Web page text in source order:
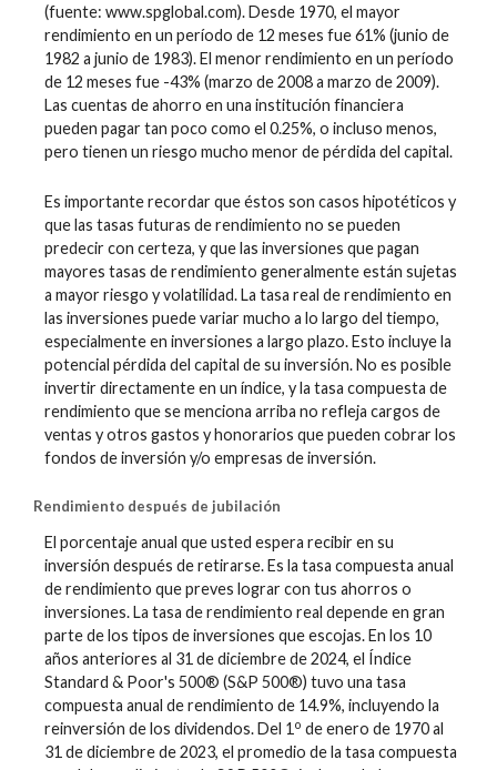
(fuente: www.spglobal.com). Desde 1970, el mayor
rendimiento en un período de 12 meses fue 61% (junio de
1982 a junio de 1983). El menor rendimiento en un período
de 12 meses fue -43% (marzo de 2008 a marzo de 2009).
Las cuentas de ahorro en una institución financiera
pueden pagar tan poco como el 0.25%, o incluso menos,
pero tienen un riesgo mucho menor de pérdida del capital.
Es importante recordar que éstos son casos hipotéticos y
que las tasas futuras de rendimiento no se pueden
predecir con certeza, y que las inversiones que pagan
mayores tasas de rendimiento generalmente están sujetas
a mayor riesgo y volatilidad. La tasa real de rendimiento en
las inversiones puede variar mucho a lo largo del tiempo,
especialmente en inversiones a largo plazo. Esto incluye la
potencial pérdida del capital de su inversión. No es posible
invertir directamente en un índice, y la tasa compuesta de
rendimiento que se menciona arriba no refleja cargos de
ventas y otros gastos y honorarios que pueden cobrar los
fondos de inversión y/o empresas de inversión.
Rendimiento después de jubilación
El porcentaje anual que usted espera recibir en su
inversión después de retirarse. Es la tasa compuesta anual
de rendimiento que preves lograr con tus ahorros o
inversiones. La tasa de rendimiento real depende en gran
parte de los tipos de inversiones que escojas. En los 10
años anteriores al 31 de diciembre de 2024, el Índice
Standard & Poor's 500® (S&P 500®) tuvo una tasa
compuesta anual de rendimiento de 14.9%, incluyendo la
reinversión de los dividendos. Del 1 o de enero de 1970 al
31 de diciembre de 2023, el promedio de la tasa compuesta